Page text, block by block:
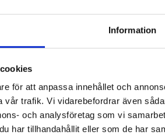
Information
för att anpassa innehållet och
vår trafik. Vi vidarebefordrar även
och analysföretag som vi
har tillhandahållit eller som de har
Foto: Patrik Ekenblom
Tengbom